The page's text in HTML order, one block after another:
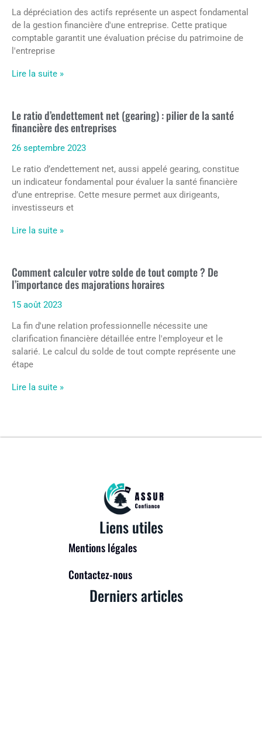
La dépréciation des actifs représente un aspect fondamental
de la gestion financière d'une entreprise. Cette pratique
comptable garantit une évaluation précise du patrimoine de
l'entreprise
Lire la suite »
Le ratio d’endettement net (gearing) : pilier de la santé
financière des entreprises
26 septembre 2023
Le ratio d’endettement net, aussi appelé gearing, constitue
un indicateur fondamental pour évaluer la santé financière
d’une entreprise. Cette mesure permet aux dirigeants,
investisseurs et
Lire la suite »
Comment calculer votre solde de tout compte ? De
l’importance des majorations horaires
15 août 2023
La fin d'une relation professionnelle nécessite une
clarification financière détaillée entre l'employeur et le
salarié. Le calcul du solde de tout compte représente une
étape
Lire la suite »
Liens utiles
Mentions légales
Contactez-nous
Derniers articles